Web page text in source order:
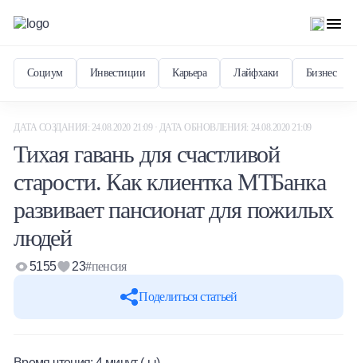
Социум Инвестиции Карьера Лайфхаки Бизнес
ДАТА СОЗДАНИЯ: 24.08.2020 21:09 · ДАТА ОБНОВЛЕНИЯ: 24.08.2020 21:09
Тихая гавань для счастливой
старости. Как клиентка МТБанка
развивает пансионат для пожилых
людей
Поделиться статьей
5155 23#пенсия